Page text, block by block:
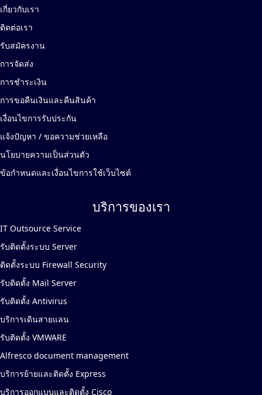
เกี่ยวกับเรา
ติดต่อเรา
รับสมัครงาน
การจัดส่ง
การชำระเงิน
การขอคืนเงินและคืนสินค้า
เงื่อนไขการรับประกัน
แจ้งปัญหา / ขอความช่วยเหลือ
นโยบายความเป็นส่วนตัว
ข้อกำหนดและเงื่อนไขการใช้เว็บไซต์
บริการของเรา
IT Outsource Service
รับติดตั้งระบบ Server
ติดตั้งระบบ Firewall Security
รับติดตั้ง Mail Server
รับติดตั้ง Antivirus
บริการเดินสายแลน
รับติดตั้ง VMWARE
Alfresco document management
บริการย้ายและติดตั้ง Express
บริการออกแบบและติดตั้ง Cisco